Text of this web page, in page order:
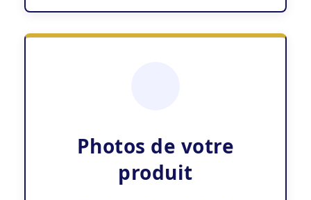
Photos de votre
produit